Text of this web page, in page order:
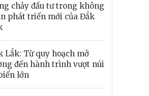
chảy đầu tư trong không
phát triển mới của Đắk
Lắk: Từ quy hoạch mở
đến hành trình vượt núi
lớn